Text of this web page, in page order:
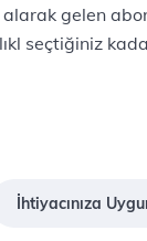
gelen
seçtiğiniz
İhtiyacınıza